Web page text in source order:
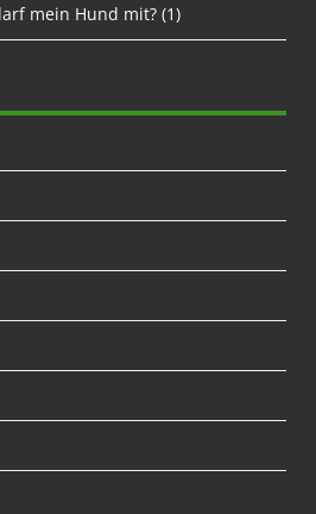
mein Hund mit? (1)